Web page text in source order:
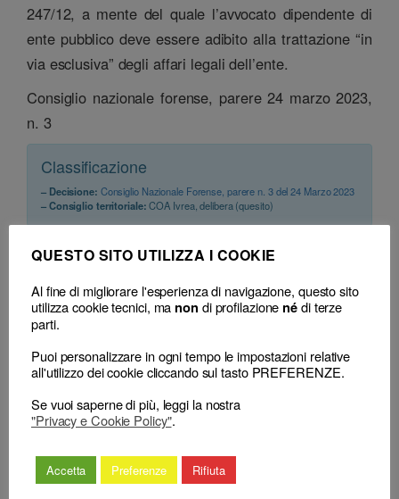
247/12, a mente del quale l’avvocato dipendente di
ente pubblico deve essere adibito alla trattazione “in
via esclusiva” degli affari legali dell’ente.
Consiglio nazionale forense, parere 24 marzo 2023,
n. 3
Classificazione
– Decisione: Consiglio Nazionale Forense, parere n. 3 del 24 Marzo 2023
– Consiglio territoriale:COA Ivrea, delibera (quesito)
← Il COA di Bergamo
formula quesito in merito
alla possibilità di
accreditare, ai fini della
formazione professionale,
corsi di mediazione
familiare “che trattano di
tematiche giuridiche solo in
Il COA di Cassino formula quesito
iscrivere una società tra avvocati
Cassino, il cui unico socio sia
tuttavia iscritto nell’Albo tenuto da
QUESTO SITO UTILIZZA I COOKIE
Al fine di migliorare l'esperienza di navigazione, questo sito
utilizza cookie tecnici, ma non di profilazione nédi terze
parti.
Puoi personalizzare in ogni tempo le impostazioni relative
all'utilizzo dei cookie cliccando sul tasto PREFERENZE.
Se vuoi saperne di più, leggi la nostra
"Privacy e Cookie Policy".
Accetta Preferenze Rifiuta